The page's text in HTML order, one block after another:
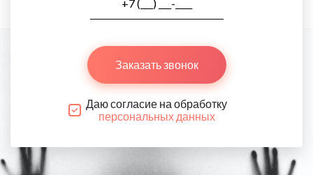
Заказать звонок
Даю согласие на обработку
персональных данных